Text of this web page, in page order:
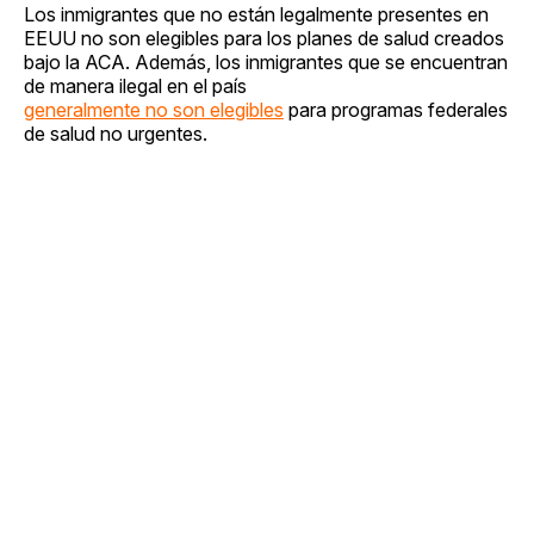
Los inmigrantes que no están legalmente presentes en
EEUU no son elegibles para los planes de salud creados
bajo la ACA. Además, los inmigrantes que se encuentran
de manera ilegal en el país
generalmente no son elegibles para programas federales
de salud no urgentes.